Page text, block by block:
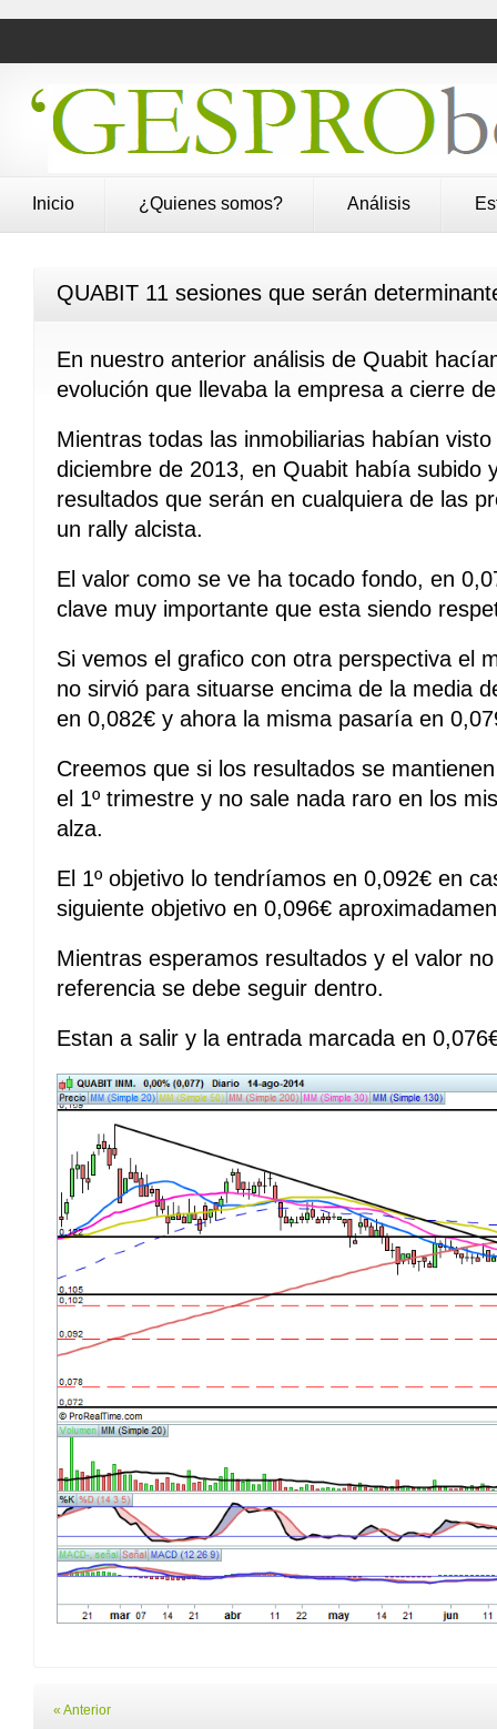
Inicio ¿Quienes somos? Análisis
QUABIT 11 sesiones que serán
En nuestro anterior análisis de Quabit
evolución que llevaba la empresa a cierre
Mientras todas las inmobiliarias habían
diciembre de 2013, en Quabit había subido
resultados que serán en cualquiera de las
un rally alcista.
El valor como se ve ha tocado fondo, en
clave muy importante que esta siendo
Si vemos el grafico con otra perspectiva el
no sirvió para situarse encima de la media
en 0,082€ y ahora la misma pasaría en
Creemos que si los resultados se
el 1º trimestre y no sale nada raro en los
alza.
El 1º objetivo lo tendríamos en 0,092€ en
siguiente objetivo en 0,096€
Mientras esperamos resultados y el valor
referencia se debe seguir dentro.
Estan a salir y la entrada marcada en
« Anterior